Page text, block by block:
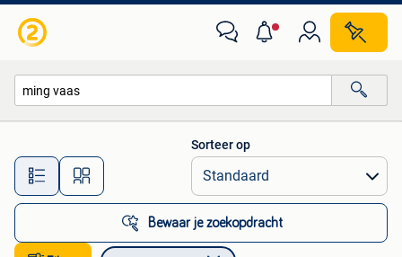
Alle afstanden…
Sorteer op
Bewaar je zoekopdracht